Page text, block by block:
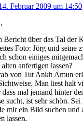
Februar 2009 um 14:50
Bericht über das Tal der
Foto: Jörg und seine
schon einiges
anfertigen lassen?
von Tut Ankh Amun
Man liest halt
mal jemand hinter
sucht, ist sehr schön.
mir ein Bild suchen und
lassen.